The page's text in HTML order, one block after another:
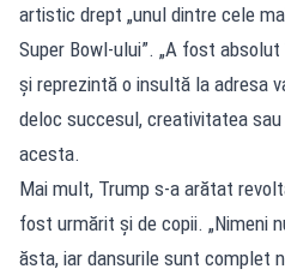
artistic drept „unul dintre cele
Super Bowl-ului”. „A fost
și reprezintă o insultă la adresa
deloc succesul, creativitatea
acesta.
Mai mult, Trump s-a arătat
fost urmărit și de copii. „Nimeni
ăsta, iar dansurile sunt complet